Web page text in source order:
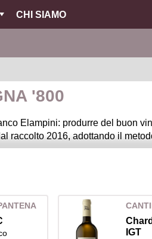
CHI SIAMO
'800
Elampini: produrre del buon
raccolto 2016, adottando il
nostra tradizione. Un luogo di
il Valpolicella superiore
Elampini li ha ribattezzati el
IGT